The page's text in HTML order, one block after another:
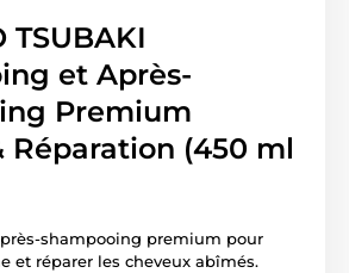
TSUBAKI
et Après-
Premium
Réparation (450 ml
shampooing premium pour
et réparer les cheveux abîmés.